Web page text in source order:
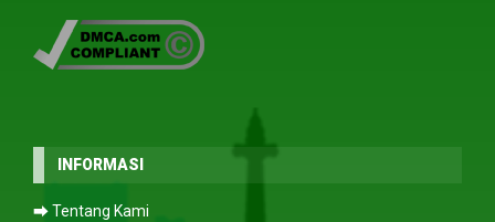
INFORMASI
⮕ Tentang Kami